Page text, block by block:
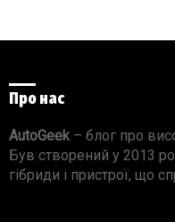
Про нас
AutoGeek– блог про
Був створений у 2013
гібриди і пристрої, що